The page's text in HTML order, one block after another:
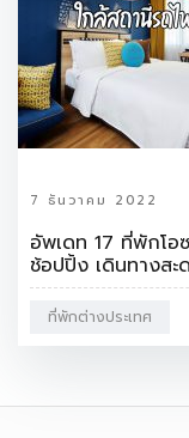
7 ธันวาคม 2022
อัพเดท 17 ที่พักโอ
ช้อปปิ้ง เดินทางส
ที่พักต่างประเทศ